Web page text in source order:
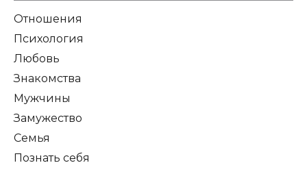
Отношения
Психология
Любовь
Знакомства
Мужчины
Замужество
Семья
Познать себя